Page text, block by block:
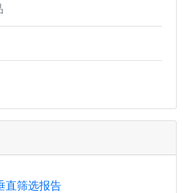
直筛选报告